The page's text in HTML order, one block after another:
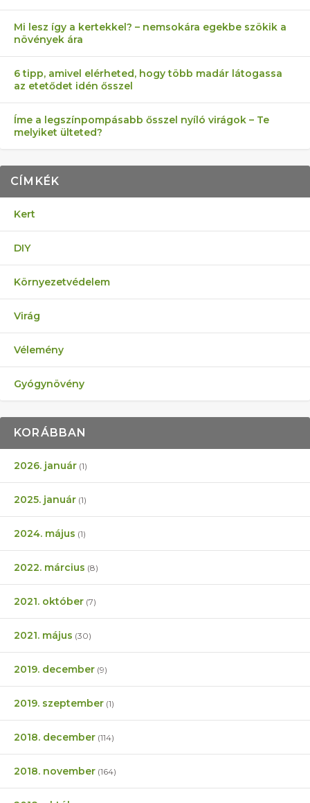
Mi lesz így a kertekkel? – nemsokára egekbe szökik a
növények ára
6 tipp, amivel elérheted, hogy több madár látogassa
az etetődet idén ősszel
Íme a legszínpompásabb ősszel nyíló virágok – Te
melyiket ülteted?
CÍMKÉK
Kert
DIY
Környezetvédelem
Virág
Vélemény
Gyógynövény
KORÁBBAN
2026. január (1)
2025. január (1)
2024. május (1)
2022. március (8)
2021. október (7)
2021. május (30)
2019. december (9)
2019. szeptember (1)
2018. december (114)
2018. november (164)